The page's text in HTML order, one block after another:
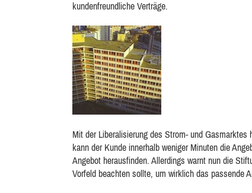
kundenfreundliche Verträge.
Mit der Liberalisierung des Strom- und
kann der Kunde innerhalb weniger Minuten die
Angebot herausfinden. Allerdings warnt nun die
Vorfeld beachten sollte, um wirklich das passende